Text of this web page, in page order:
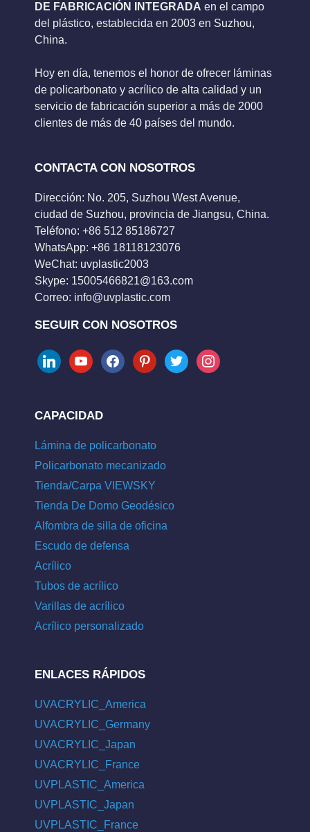
DE FABRICACIÓN INTEGRADA en el campo
del plástico, establecida en 2003 en Suzhou,
China.
Hoy en día, tenemos el honor de ofrecer láminas
de policarbonato y acrílico de alta calidad y un
servicio de fabricación superior a más de 2000
clientes de más de 40 países del mundo.
CONTACTA CON NOSOTROS
Dirección: No. 205, Suzhou West Avenue,
ciudad de Suzhou, provincia de Jiangsu, China.
Teléfono: +86 512 85186727
WhatsApp: +86 18118123076
WeChat: uvplastic2003
Skype: 15005466821@163.com
Correo: info@uvplastic.com
SEGUIR CON NOSOTROS
linkedinyoutubefacebookpinteresttwitter instagram
CAPACIDAD
Lámina de policarbonato
Policarbonato mecanizado
Tienda/Carpa VIEWSKY
Tienda De Domo Geodésico
Alfombra de silla de oficina
Escudo de defensa
Acrílico
Tubos de acrílico
Varillas de acrílico
Acrílico personalizado
ENLACES RÁPIDOS
UVACRYLIC_America
UVACRYLIC_Germany
UVACRYLIC_Japan
UVACRYLIC_France
UVPLASTIC_America
UVPLASTIC_Japan
UVPLASTIC_France